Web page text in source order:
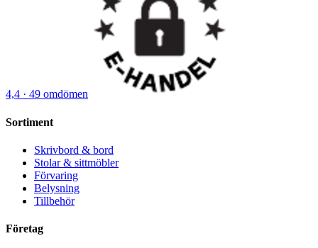
4,4 · 49 omdömen
Sortiment
Skrivbord & bord
Stolar & sittmöbler
Förvaring
Belysning
Tillbehör
Företag